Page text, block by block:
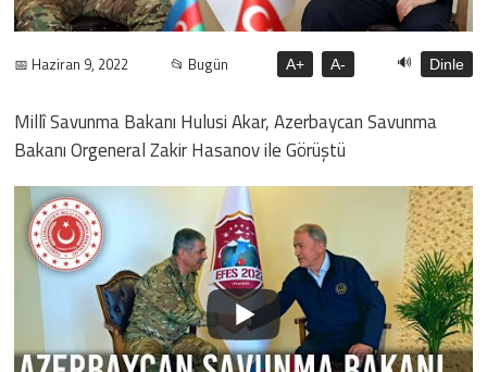
📅 Haziran 9, 2022 📂 Bugün A+ A- 🔊 Dinle
Millî Savunma Bakanı Hulusi Akar, Azerbaycan Savunma
Bakanı Orgeneral Zakir Hasanov ile Görüştü